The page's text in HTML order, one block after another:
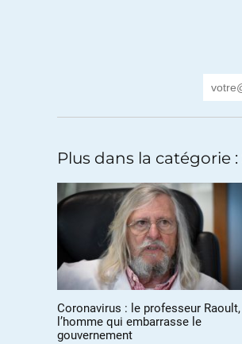
Plus dans la catégorie :
Coronavirus : le professeur Raoult,
l’homme qui embarrasse le
gouvernement